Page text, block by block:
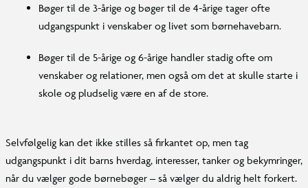
Bøger til de 3-årige og bøger til de 4-årige tager ofte
udgangspunkt i venskaber og livet som børnehavebarn.
Bøger til de 5-årige og 6-årige handler stadig ofte om
venskaber og relationer, men også om det at skulle starte i
skole og pludselig være en af de store.
Selvfølgelig kan det ikke stilles så firkantet op, men tag
udgangspunkt i dit barns hverdag, interesser, tanker og bekymringer,
når du vælger gode børnebøger – så vælger du aldrig helt forkert.